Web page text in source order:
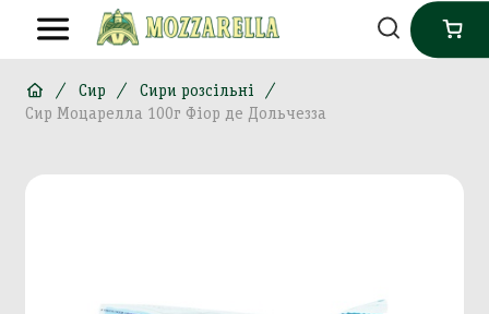
Сир
Сири розсільні
Сир Моцарелла 100г Фіор де Дольчезза